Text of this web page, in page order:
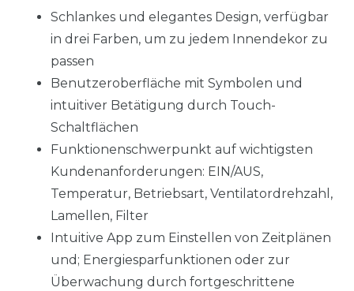
Schlankes und elegantes Design, verfügbar
in drei Farben, um zu jedem Innendekor zu
passen
Benutzeroberfläche mit Symbolen und
intuitiver Betätigung durch Touch-
Schaltflächen
Funktionenschwerpunkt auf wichtigsten
Kundenanforderungen: EIN/AUS,
Temperatur, Betriebsart, Ventilatordrehzahl,
Lamellen, Filter
Intuitive App zum Einstellen von Zeitplänen
und; Energiesparfunktionen oder zur
Überwachung durch fortgeschrittene